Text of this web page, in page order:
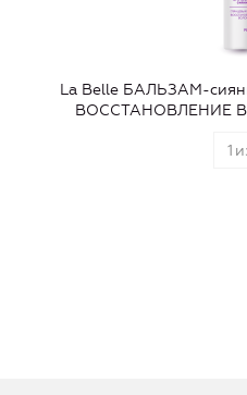
La Belle БАЛЬЗАМ-
ВОССТАНОВЛЕНИЕ
1